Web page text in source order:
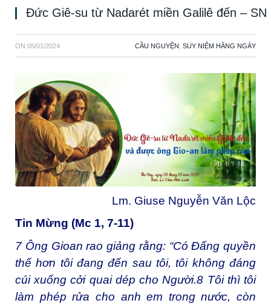
Đức Giê-su từ Nadarét miền Galilê đến – SN
ON 05/01/2024 CẦU NGUYỆN SUY NIỆM HẰNG NGÀY
Lm. Giuse Nguyễn Văn Lộc
Tin Mừng (Mc 1, 7-11)
7 Ông Gioan rao giảng rằng: “Có Đấng quyền
thế hơn tôi đang đến sau tôi, tôi không đáng
cúi xuống cởi quai dép cho Người.8 Tôi thì tôi
làm phép rửa cho anh em trong nước, còn